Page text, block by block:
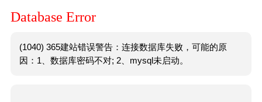
Database Error
(1040) 365建站错误警告：连接数据库失败，可能的原
因：1、数据库密码不对; 2、mysql未启动。